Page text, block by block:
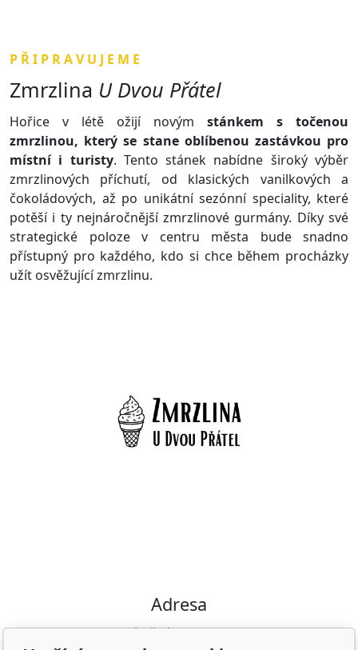
P Ř I P R A V U J E M E
Zmrzlina U Dvou Přátel
Hořice v létě ožijí novým stánkem s točenou
zmrzlinou, který se stane oblíbenou zastávkou pro
místní i turisty. Tento stánek nabídne široký výběr
zmrzlinových příchutí, od klasických vanilkových a
čokoládových, až po unikátní sezónní speciality, které
potěší i ty nejnáročnější zmrzlinové gurmány. Díky své
strategické poloze v centru města bude snadno
přístupný pro každého, kdo si chce během procházky
užít osvěžující zmrzlinu.
Adresa
Náměstí K. V. Raise 8